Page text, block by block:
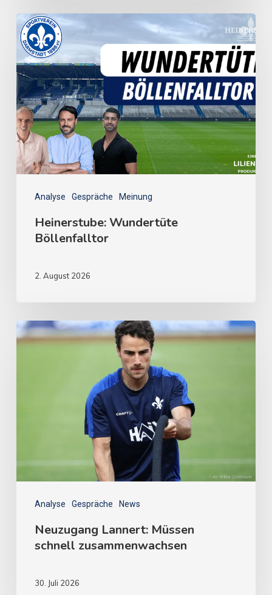
Analyse Gespräche Meinung
Heinerstube: Wundertüte
Böllenfalltor
2. August 2026
Analyse Gespräche News
Neuzugang Lannert: Müssen
schnell zusammenwachsen
30. Juli 2026